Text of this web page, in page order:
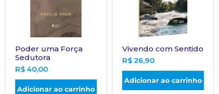
Poder uma Força
Sedutora
R$ 40,00
Adicionar ao carrinho
Vivendo com Sentido
R$ 26,90
Adicionar ao carrinho